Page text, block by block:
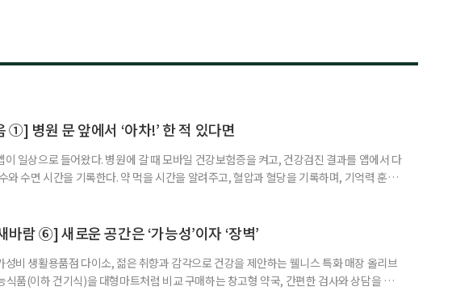
①] 병원 문 앞에서 ‘아차!’ 한 적 있다면
이 일상으로 들어왔다. 병원에 갈 때 모바일 건강보험증을 켜고, 건강검진 결과를 앱에서 다
와 수면 시간을 기록한다. 약 먹을 시간을 알려주고, 혈압과 혈당을 기록하며, 기억력 훈련
저 떠올리기 쉽다. 하지만 시니어에게 가장 먼저 필요한 디지털 건강 도구는 의외로
바람 ⑥] 새로운 공간은 ‘가능성’이자 ‘장벽’
성비 생활용품점 다이소, 젊은 취향과 감각으로 건강을 제안하는 웰니스 특화 매장 올리브
식품(이하 건기식)을 대형마트처럼 비교 구매하는 창고형 약국, 간편한 검사와 상담을 결